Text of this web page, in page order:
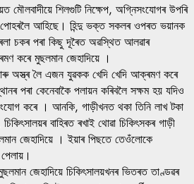
মৌলবাদীয়ে শিলগুটি নিক্ষেপ, অগ্নিসংযোগৰ উপৰি
পোহৰলৈ আহিছে। হিন্দু ভক্ত সকলৰ ওপৰত ভয়ানক
চকৰ পৰা কিছু দূৰৈত অৱস্থিত আলৱাৰ
কৰে মুছলমান জেহাদিয়ে ।
অস্ত্ৰ লৈ এজন যুৱকক খেদি খেদি আক্ৰমণ কৰে
পৰা কেনেবাকৈ পলায়ন কৰিবলৈ সক্ষম হয় যদিও
কৰে । আনকি, গাড়ীখনত থকা তিনি লাখ টকা
বাহিৰত ৰখাই থোৱা চিকিৎসকৰ গাড়ী
জেহাদিয়ে । ইয়াৰ পিছতে তেওঁলোকে
জেহাদিয়ে চিকিৎসালয়খনৰ ভিতৰত তাণ্ডৱৰ